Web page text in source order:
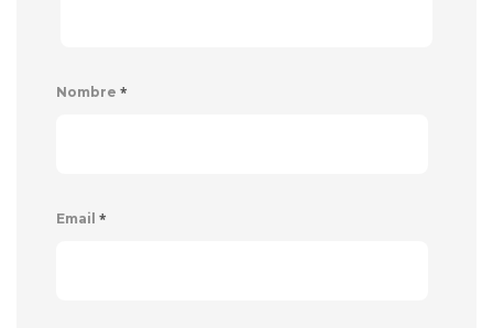
Nombre *
Email *